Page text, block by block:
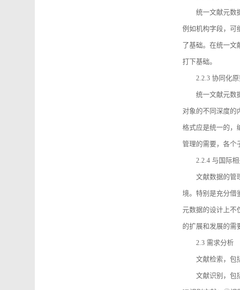
统一文献元数
例如机构字段，可
了基础。在统一
打下基础。
2.2.3 协同化原
统一文献元数
对象的不同深度的
格式应是统一的，
管理的需要，各个
2.2.4 与国际
文献数据的管
境。特别是充分借
元数据的设计上不
的扩展和发展的需
2.3 需求分析
文献检索，包
文献识别，包